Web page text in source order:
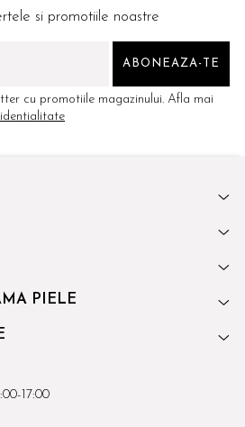
si promotiile noastre
cu promotiile magazinului. Afla mai
PIELE
17:00